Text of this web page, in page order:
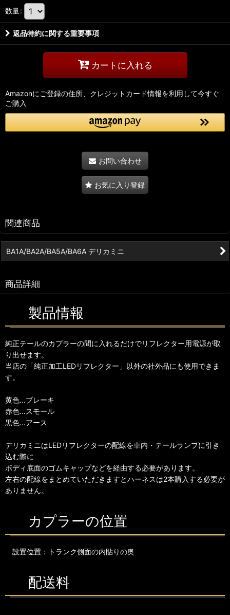
数量:
返品特約に関する重要事項
カートに入れる
Amazonにご登録の住所、クレジットカード情報を利用して今すぐ
ご購入
お問い合わせ
お気に入り登録
関連商品
BA1A/BA2A/BA5A/BA6A デリカミニ
商品詳細
製品情報
純正テールのカプラーの間に入れるだけでリフレクター用電源が取
り出せます。
当店の「純正加工LEDリフレクター」以外の社外品にも使用できま
す。
黄色…ブレーキ
赤色…スモール
黒色…アース
デリカミニはLEDリフレクターの配線を車内・テールランプに引き
込む際に
ボディ底面のゴムキャップなどを経由する必要があります。
左右の配線をまとめていただきますとハーネスは2本購入する必要が
ありません。
カプラーの位置
設置位置：トランク側面の内貼りの奥
配送料